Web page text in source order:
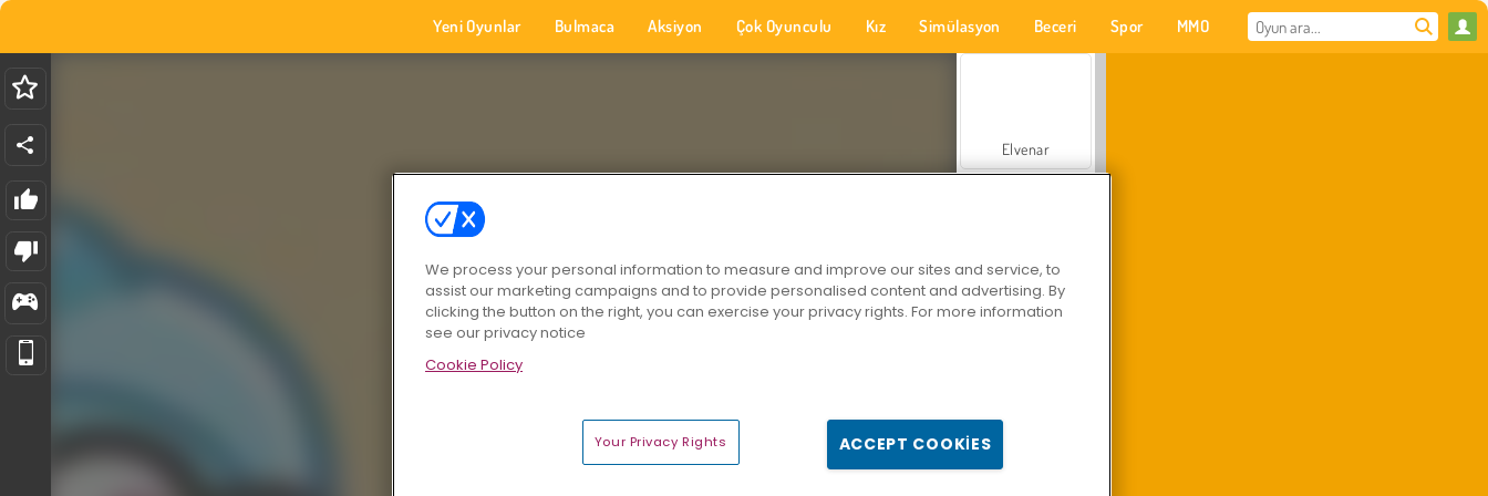
Yeni Oyunlar Bulmaca Aksiyon Çok Oyunculu Kız Simülasyon Beceri Spor MMO
Elvenar
We process your personal information to measure and improve our sites and service, to
assist our marketing campaigns and to provide personalised content and advertising. By
clicking the button on the right, you can exercise your privacy rights. For more information
see our privacy notice
Cookie Policy
Your Privacy Rights ACCEPT COOKIES